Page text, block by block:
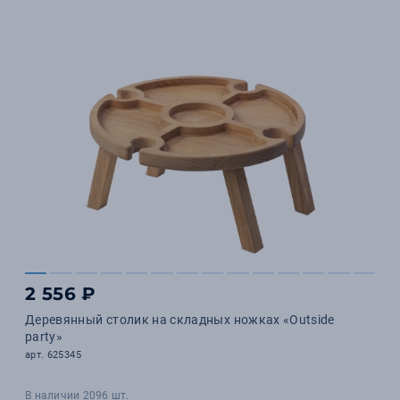
2 556 ₽
Деревянный столик на складных ножках «Outside
party»
арт. 625345
В наличии 2096 шт.